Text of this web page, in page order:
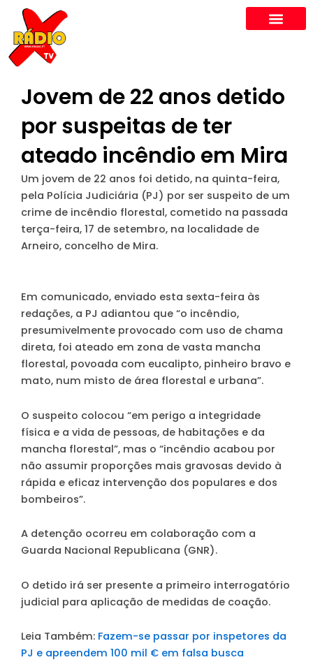
content
Jovem de 22 anos detido
por suspeitas de ter
ateado incêndio em Mira
Um jovem de 22 anos foi detido, na quinta-feira,
pela Polícia Judiciária (PJ) por ser suspeito de um
crime de incêndio florestal, cometido na passada
terça-feira, 17 de setembro, na localidade de
Arneiro, concelho de Mira.
Em comunicado, enviado esta sexta-feira às
redações, a PJ adiantou que “o incêndio,
presumivelmente provocado com uso de chama
direta, foi ateado em zona de vasta mancha
florestal, povoada com eucalipto, pinheiro bravo e
mato, num misto de área florestal e urbana”.
O suspeito colocou “em perigo a integridade
física e a vida de pessoas, de habitações e da
mancha florestal”, mas o “incêndio acabou por
não assumir proporções mais gravosas devido à
rápida e eficaz intervenção dos populares e dos
bombeiros”.
A detenção ocorreu em colaboração com a
Guarda Nacional Republicana (GNR).
O detido irá ser presente a primeiro interrogatório
judicial para aplicação de medidas de coação.
Leia Também: Fazem-se passar por inspetores da
PJ e apreendem 100 mil € em falsa busca